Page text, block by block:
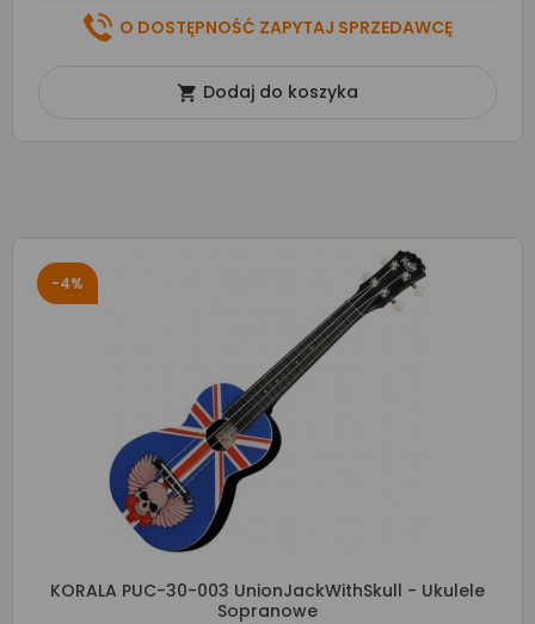
O DOSTĘPNOŚĆ ZAPYTAJ SPRZEDAWCĘ
 Dodaj do koszyka
-4%
KORALA PUC-30-003 UnionJackWithSkull - Ukulele
Sopranowe